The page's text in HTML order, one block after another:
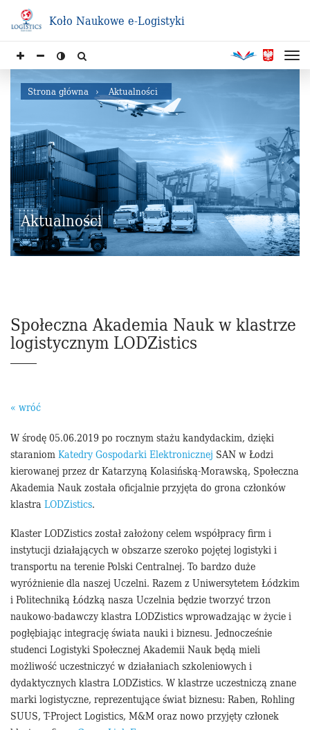
Koło Naukowe e-Logistyki
Strona główna Aktualności
Aktualności
Społeczna Akademia Nauk w klastrze
logistycznym LODZistics
« wróć
W środę 05.06.2019 po rocznym stażu kandydackim, dzięki
staraniomKatedry Gospodarki Elektronicznej SAN w Łodzi
kierowanej przez dr Katarzyną Kolasińską-Morawską, Społeczna
Akademia Nauk została oficjalnie przyjęta do grona członków
klastraLODZistics.
Klaster LODZistics został założony celem współpracy firm i
instytucji działających w obszarze szeroko pojętej logistyki i
transportu na terenie Polski Centralnej. To bardzo duże
wyróżnienie dla naszej Uczelni. Razem z Uniwersytetem Łódzkim
i Politechniką Łódzką nasza Uczelnia będzie tworzyć trzon
naukowo-badawczy klastra LODZistics wprowadzając w życie i
pogłębiając integrację świata nauki i biznesu. Jednocześnie
studenci Logistyki Społecznej Akademii Nauk będą mieli
możliwość uczestniczyć w działaniach szkoleniowych i
dydaktycznych klastra LODZistics. W klastrze uczestniczą znane
marki logistyczne, reprezentujące świat biznesu: Raben, Rohling
SUUS, T-Project Logistics, M&M oraz nowo przyjęty członek